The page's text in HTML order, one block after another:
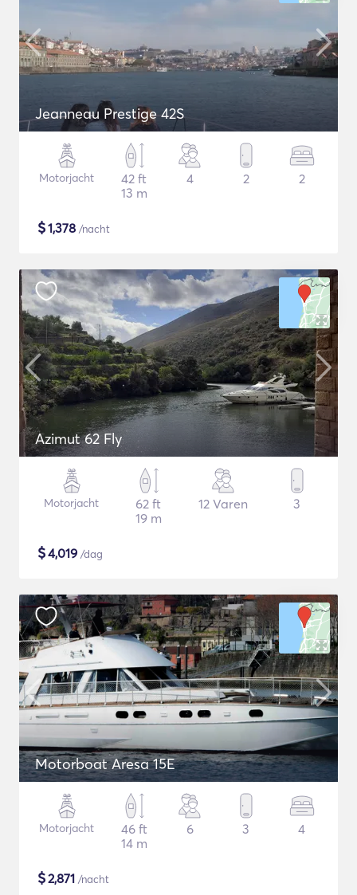
Jeanneau Prestige 42S
Motorjacht
42 ft
13 m
4 2 2
$1,378 /nacht
Azimut 62 Fly
Motorjacht
62 ft
19 m
12 Varen 3
$4,019 /dag
Motorboat Aresa 15E
Motorjacht
46 ft
14 m
6 3 4
$2,871 /nacht